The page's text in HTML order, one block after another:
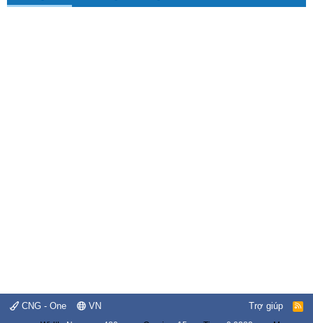
CNG - One VN Trợ giúp
R